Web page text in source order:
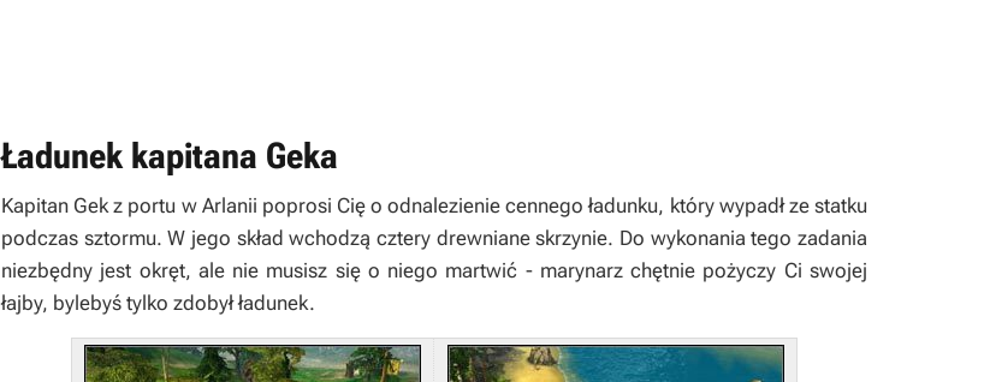
Ładunek kapitana Geka
Kapitan Gek z portu w Arlanii poprosi Cię o odnalezienie cennego ładunku, który wypadł ze statku
podczas sztormu. W jego skład wchodzą cztery drewniane skrzynie. Do wykonania tego zadania
niezbędny jest okręt, ale nie musisz się o niego martwić - marynarz chętnie pożyczy Ci swojej
łajby, bylebyś tylko zdobył ładunek.